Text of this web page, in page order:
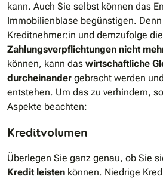
kann. Auch Sie selbst können das
Immobilienblase begünstigen.
Kreditnehmer:in und demzufolge
Zahlungsverpflichtungen nicht
können, kann das wirtschaftliche
durcheinander gebracht werden
entstehen. Um das zu verhindern,
Aspekte beachten:
Kreditvolumen
Überlegen Sie ganz genau, ob Sie
Kredit leisten können. Niedrige